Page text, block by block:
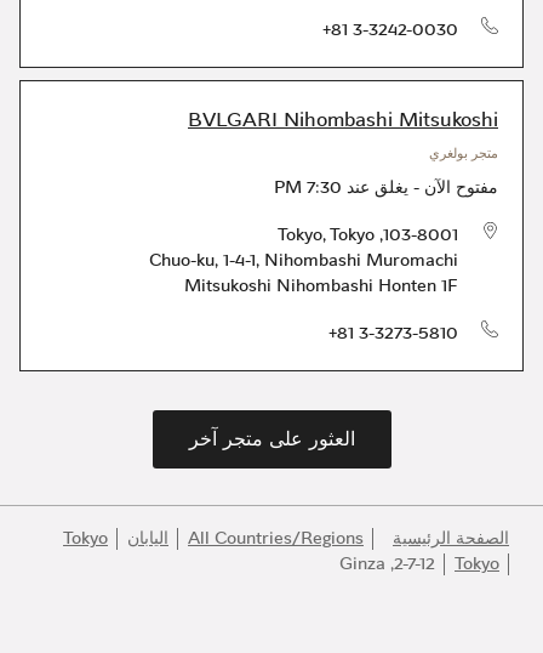
+81 3-3242-0030
BVLGARI Nihombashi Mitsukoshi
متجر بولغري
مفتوح الآن - يغلق عند 7:30 PM
103-8001
,
Tokyo,Tokyo
Chuo-ku, 1-4-1, Nihombashi Muromachi
Mitsukoshi Nihombashi Honten 1F
+81 3-3273-5810
العثور على متجر آخر
الصفحة الرئيسية All Countries/Regions اليابان
Tokyo
Tokyo
2-7-12, Ginza